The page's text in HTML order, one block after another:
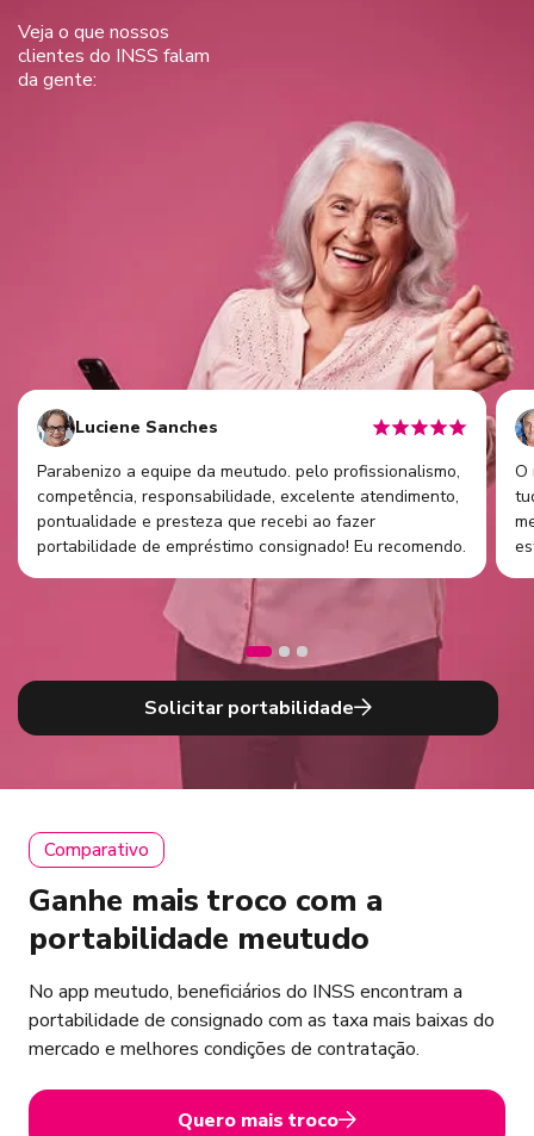
Veja o que nossos
clientes do INSS falam
da gente:
Luciene Sanches
Parabenizo a equipe da meutudo. pelo profissionalismo,
competência, responsabilidade, excelente atendimento,
pontualidade e presteza que recebi ao fazer
portabilidade de empréstimo consignado! Eu recomendo.
O
Solicitar portabilidade
Comparativo
Ganhe mais troco com a
portabilidade meutudo
No app meutudo, beneficiários do INSS encontram a
portabilidade de consignado com as taxa mais baixas do
mercado e melhores condições de contratação.
Quero mais troco